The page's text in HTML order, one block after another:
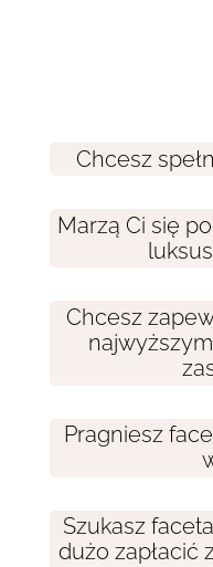
Chcesz
Marzą Ci się
Chcesz
Pragniesz
Szukasz
dużo zapłacić